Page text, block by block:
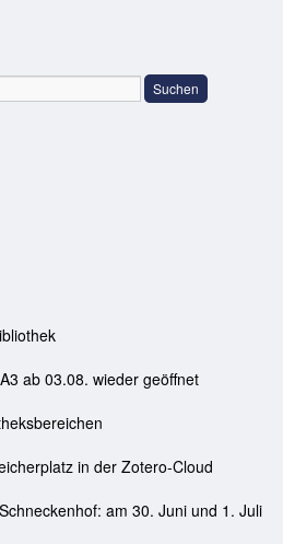
ab 03.08. wieder geöffnet
in der Zotero-Cloud
am 30. Juni und 1. Juli